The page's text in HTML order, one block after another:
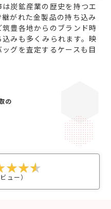
炭鉱産業の歴史を持つエ
がれた金製品の持ち込み
豊各地からのブランド時
みも多くみられます。映
グを査定するケースも目
の
ュー）